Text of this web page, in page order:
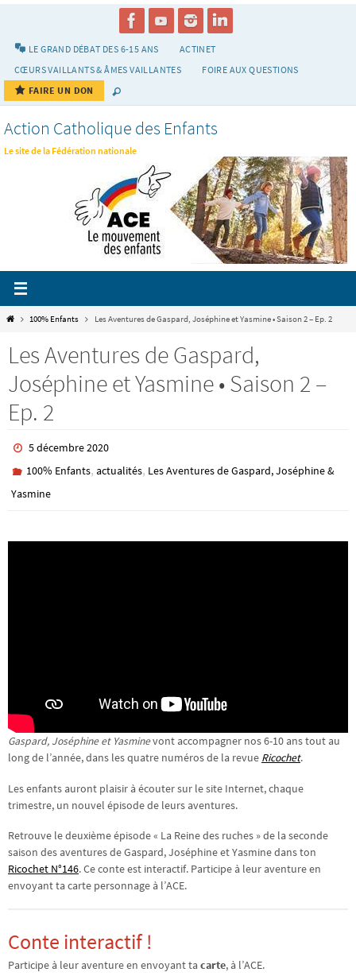
LE GRAND DÉBAT DES 6-15 ANS
ACTINET
CŒURS VAILLANTS & ÂMES VAILLANTES
FOIRE AUX QUESTIONS
FAIRE UN DON
Action Catholique des Enfants
Le site de la Fédération nationale
Home100% Enfants Les Aventures de Gaspard, Joséphine et Yasmine • Saison 2 – Ep. 2
Les Aventures de Gaspard,
Joséphine et Yasmine • Saison 2 –
Ep. 2
5 décembre 2020
100% Enfants,actualités, Les Aventures de Gaspard, Joséphine &
Yasmine
Gaspard, Joséphine et Yasminevont accompagner nos 6-10 ans tout au
long de l’année, dans les quatre numéros de la revue Ricochet.
Les enfants auront plaisir à écouter sur le site Internet, chaque
trimestre, un nouvel épisode de leurs aventures.
Retrouve le deuxième épisode « La Reine des ruches » de la seconde
saison des aventures de Gaspard, Joséphine et Yasmine dans ton
Ricochet N°146. Ce conte est interactif. Participe à leur aventure en
envoyant ta carte personnage à l’ACE.
Conte interactif !
Participe à leur aventure en envoyant tacarte, à l’ACE.